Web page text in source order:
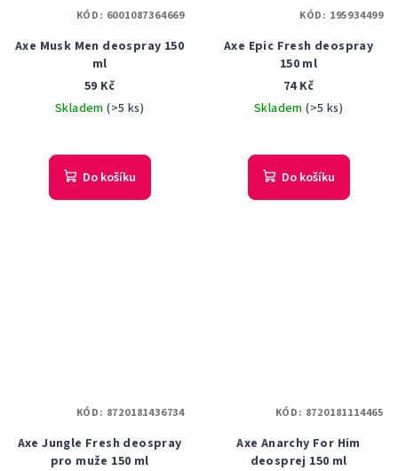
Axe Musk Men deospray 150
ml
59 Kč
Skladem(>5 ks)
Do košíku
KÓD: 6001087364669
Axe Epic Fresh deospray
150 ml
74 Kč
Skladem(>5 ks)
Do košíku
KÓD: 195934499
Axe Jungle Fresh deospray
pro muže 150 ml
KÓD: 8720181436734
Axe Anarchy For Him
deosprej 150 ml
KÓD: 8720181114465